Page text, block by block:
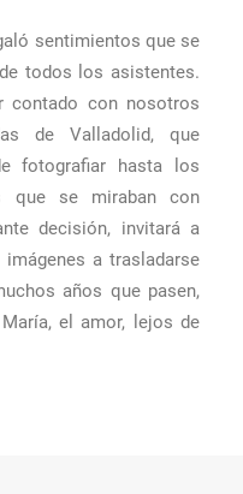
sentimientos que se
todos los asistentes.
contado con nosotros
de Valladolid, que
fotografiar hasta los
que se miraban con
decisión, invitará a
a trasladarse
años que pasen,
el amor, lejos de